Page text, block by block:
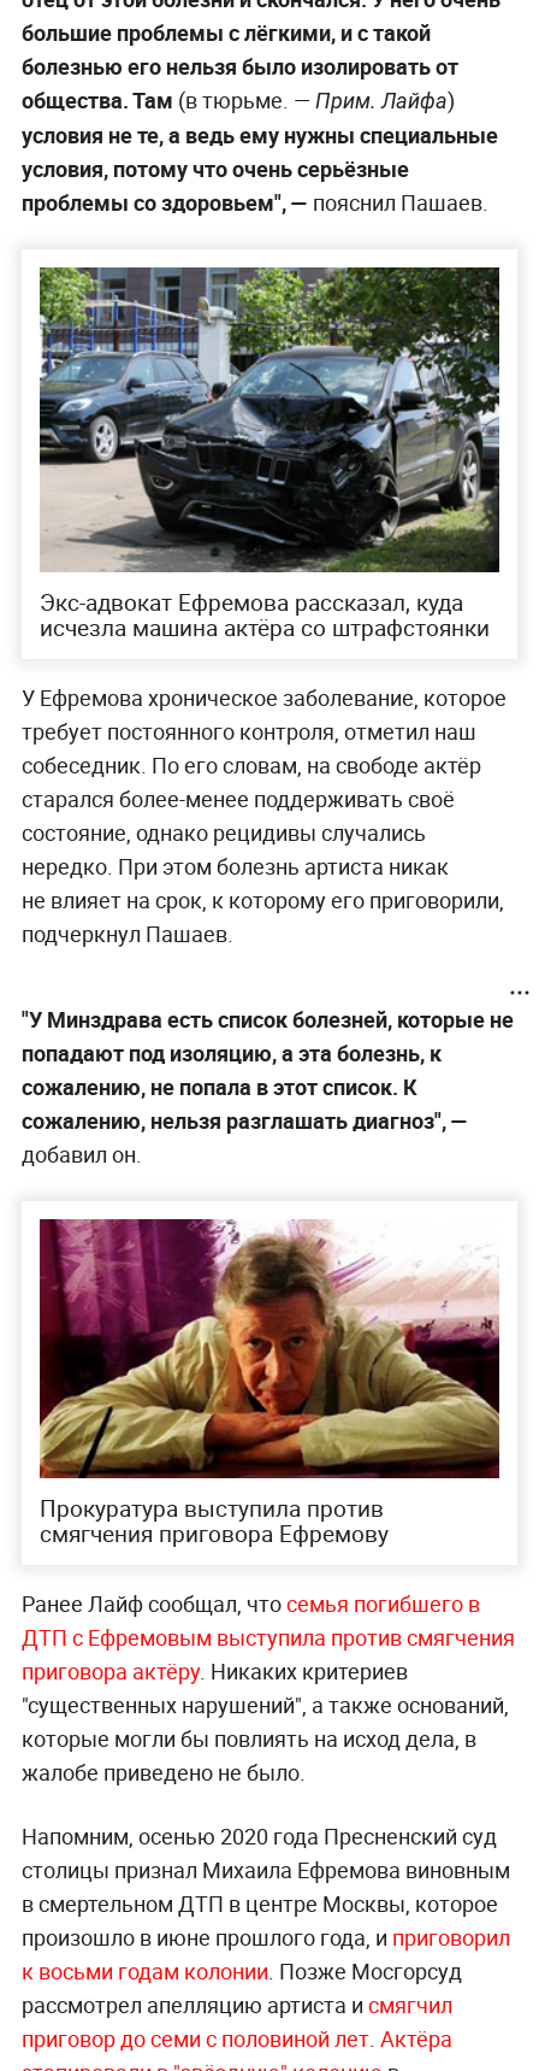
большие проблемы с лёгкими, и с такой
болезнью его нельзя было изолировать от
общества. Там (в тюрьме. — Прим. Лайфа)
условия не те, а ведь ему нужны специальные
условия, потому что очень серьёзные
проблемы со здоровьем", — пояснил Пашаев.
Экс-адвокат Ефремова рассказал, куда
исчезла машина актёра со штрафстоянки
У Ефремова хроническое заболевание, которое
требует постоянного контроля, отметил наш
собеседник. По его словам, на свободе актёр
старался более-менее поддерживать своё
состояние, однако рецидивы случались
нередко. При этом болезнь артиста никак
не влияет на срок, к которому его приговорили,
подчеркнул Пашаев.
"У Минздрава есть список болезней, которые не
попадают под изоляцию, а эта болезнь, к
сожалению, не попала в этот список. К
сожалению, нельзя разглашать диагноз", —
добавил он.
Прокуратура выступила против
смягчения приговора Ефремову
Ранее Лайф сообщал, чтосемья погибшего в
ДТП с Ефремовым выступила против смягчения
приговора актёру. Никаких критериев
"существенных нарушений", а также оснований,
которые могли бы повлиять на исход дела, в
жалобе приведено не было.
Напомним, осенью 2020 года Пресненский суд
столицы признал Михаила Ефремова виновным
в смертельном ДТП в центре Москвы, которое
произошло в июне прошлого года, и приговорил
к восьми годам колонии. Позже Мосгорсуд
рассмотрел апелляцию артиста и смягчил
приговор до семи с половиной лет. Актёра